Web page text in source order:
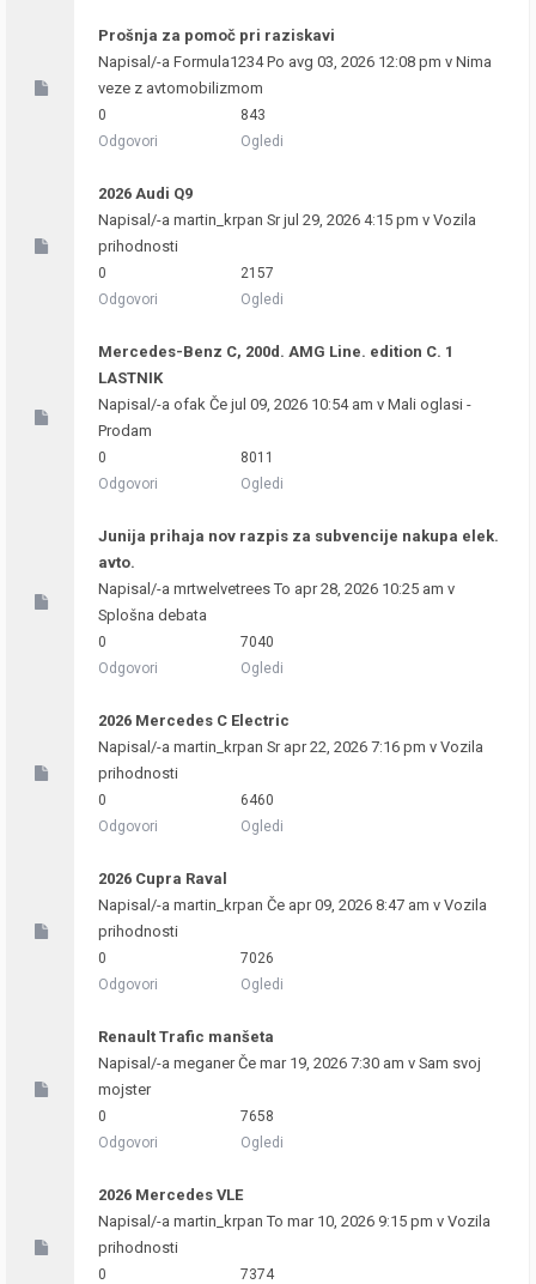
Prošnja za pomoč pri raziskavi
Napisal/-a Formula1234Po avg 03, 2026 12:08 pm v Nima
veze z avtomobilizmom
0
Odgovori
843
Ogledi
2026 Audi Q9
Napisal/-a martin_krpan Sr jul 29, 2026 4:15 pm v Vozila
prihodnosti
0
Odgovori
2157
Ogledi
Mercedes-Benz C, 200d. AMG Line. edition C. 1
LASTNIK
Napisal/-a ofak Če jul 09, 2026 10:54 am v Mali oglasi -
Prodam
0
Odgovori
8011
Ogledi
Junija prihaja nov razpis za subvencije nakupa elek.
avto.
Napisal/-a mrtwelvetreesTo apr 28, 2026 10:25 am v
Splošna debata
0
Odgovori
7040
Ogledi
2026 Mercedes C Electric
Napisal/-a martin_krpan Sr apr 22, 2026 7:16 pm v Vozila
prihodnosti
0
Odgovori
6460
Ogledi
2026 Cupra Raval
Napisal/-a martin_krpan Če apr 09, 2026 8:47 am v Vozila
prihodnosti
0
Odgovori
7026
Ogledi
Renault Trafic manšeta
Napisal/-a meganerČe mar 19, 2026 7:30 am v Sam svoj
mojster
0
Odgovori
7658
Ogledi
2026 Mercedes VLE
Napisal/-a martin_krpan To mar 10, 2026 9:15 pm v Vozila
prihodnosti
0
7374